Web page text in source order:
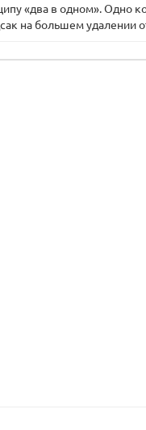
«два в одном». Одно
на большем удалении